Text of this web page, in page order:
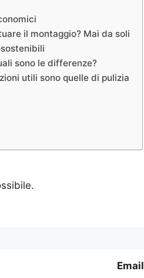
il montaggio? Mai da soli
sono le differenze?
utili sono quelle di pulizia
Email